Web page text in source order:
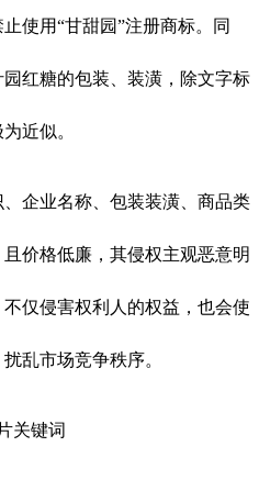
使用“甘甜园”注册商标。同
红糖的包装、装潢，除文字标
近似。
企业名称、包装装潢、商品类
价格低廉，其侵权主观恶意明
仅侵害权利人的权益，也会使
乱市场竞争秩序。